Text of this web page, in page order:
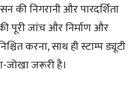
की निगरानी और पारदर्शिता
पूरी जांच और निर्माण और
करना, साथ ही स्टाम्प ड्यूटी
जोखा जरूरी है।